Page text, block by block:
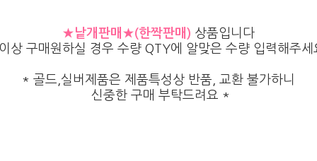
★낱개판매★(한짝판매) 상품입니다
상 구매원하실 경우 수량 QTY에 알맞은 수량 입력해주
* 골드,실버제품은 제품특성상 반품, 교환 불가하니
신중한 구매 부탁드려요 *